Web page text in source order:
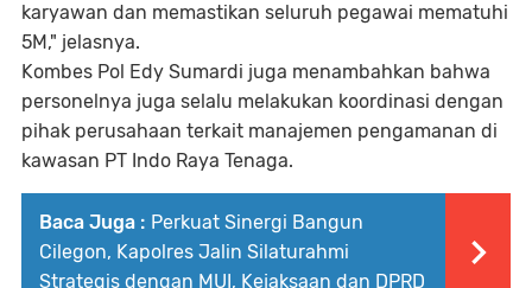
karyawan dan memastikan seluruh pegawai mematuhi
5M," jelasnya.
Kombes Pol Edy Sumardi juga menambahkan bahwa
personelnya juga selalu melakukan koordinasi dengan
pihak perusahaan terkait manajemen pengamanan di
kawasan PT Indo Raya Tenaga.
Baca Juga : Perkuat Sinergi Bangun
Cilegon, Kapolres Jalin Silaturahmi
Strategis dengan MUI, Kejaksaan dan DPRD